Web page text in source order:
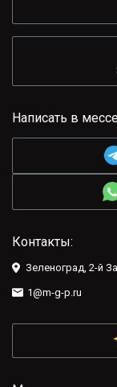
Написать в
Контакты:
Зеленоград, 2-й
1@m-g-p.ru